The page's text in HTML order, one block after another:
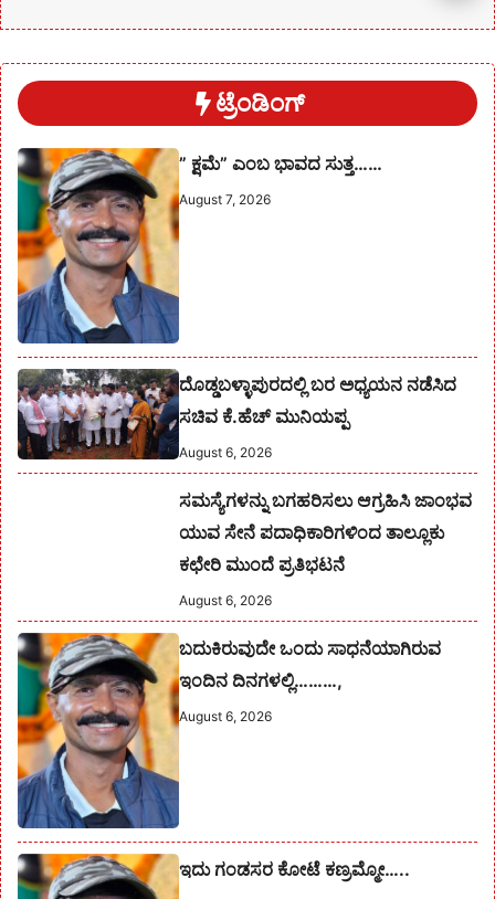
ಟ್ರೆಂಡಿಂಗ್
” ಕ್ಷಮೆ” ಎಂಬ ಭಾವದ ಸುತ್ತ……
August 7, 2026
ದೊಡ್ಡಬಳ್ಳಾಪುರದಲ್ಲಿ ಬರ ಅಧ್ಯಯನ ನಡೆಸಿದ
ಸಚಿವ ಕೆ.ಹೆಚ್ ಮುನಿಯಪ್ಪ
August 6, 2026
ಸಮಸ್ಯೆಗಳನ್ನು ಬಗಹರಿಸಲು ಆಗ್ರಹಿಸಿ ಜಾಂಭವ
ಯುವ ಸೇನೆ ಪದಾಧಿಕಾರಿಗಳಿಂದ ತಾಲ್ಲೂಕು
ಕಛೇರಿ ಮುಂದೆ ಪ್ರತಿಭಟನೆ
August 6, 2026
ಬದುಕಿರುವುದೇ ಒಂದು ಸಾಧನೆಯಾಗಿರುವ
ಇಂದಿನ ದಿನಗಳಲ್ಲಿ………,
August 6, 2026
ಇದು ಗಂಡಸರ ಕೋಟೆ ಕಣ್ರಮ್ಮೋ…..